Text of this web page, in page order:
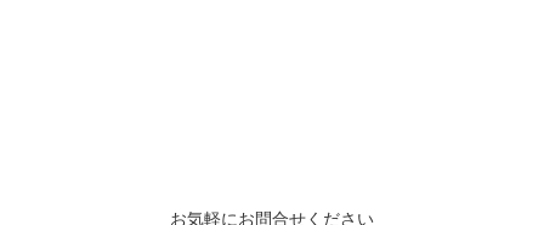
お気軽にお問合せください